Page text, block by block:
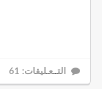
التــعـليقات: 61